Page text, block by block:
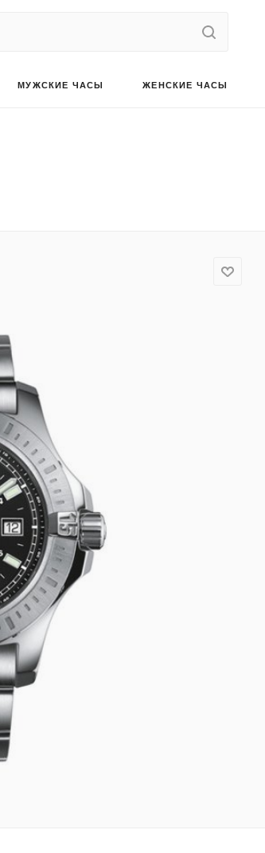
МУЖСКИЕ ЧАСЫ ЖЕНСКИЕ ЧАСЫ